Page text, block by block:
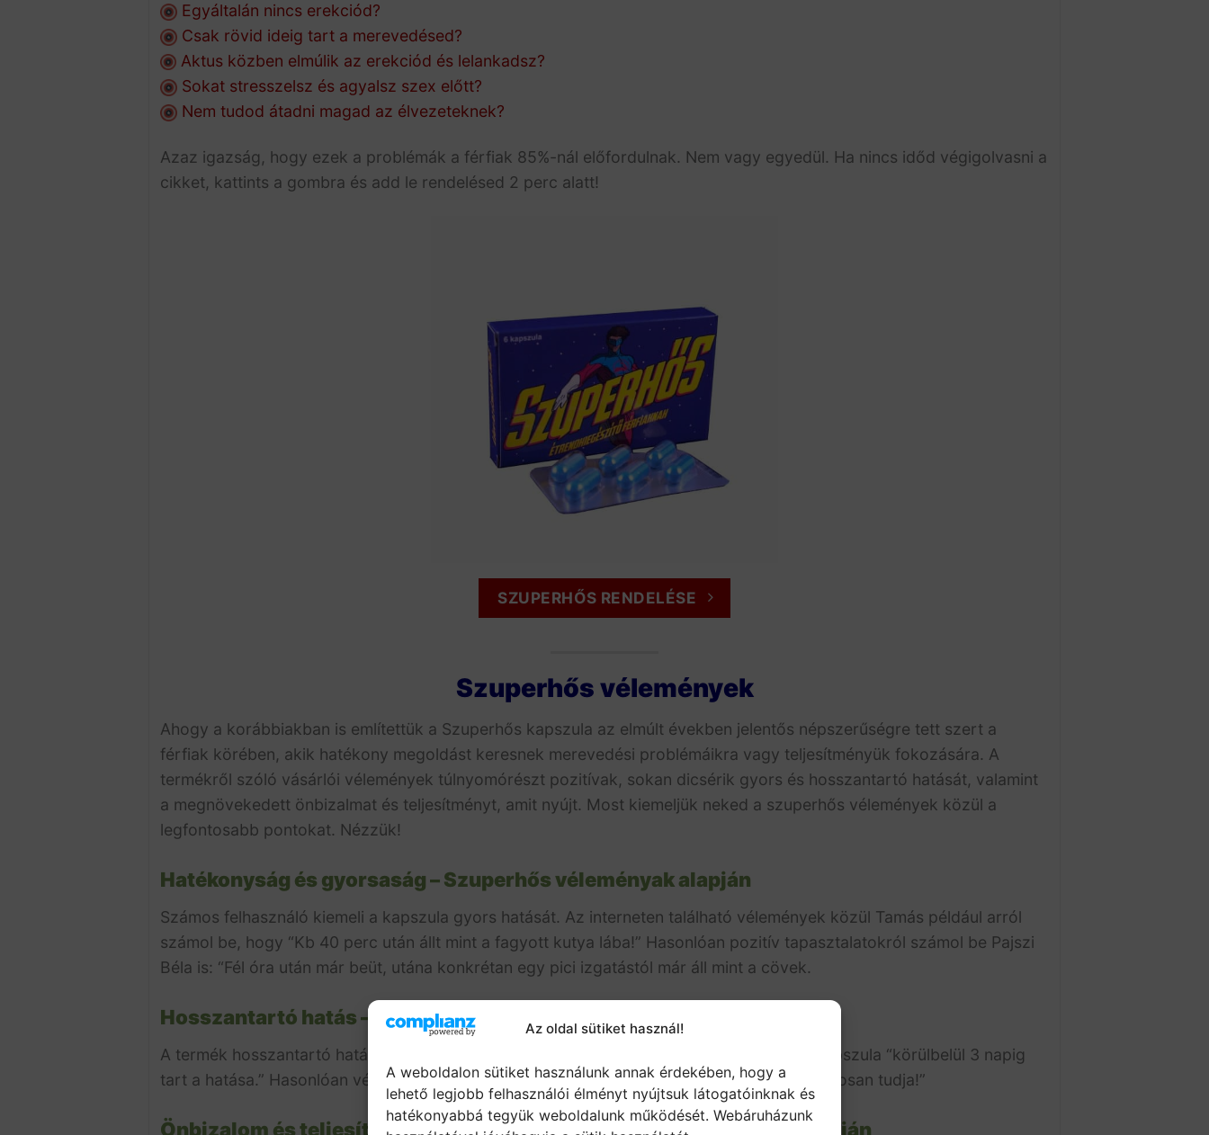
Az oldal sütiket használ!
A weboldalon sütiket használunk annak érdekében, hogy a
lehető legjobb felhasználói élményt nyújtsuk látogatóinknak és
hatékonyabbá tegyük weboldalunk működését. Webáruházunk
Egyáltalán nincs erekciód?
Csak rövid ideig tart a merevedésed?
Aktus közben elmúlik az erekciód és lelankadsz?
Sokat stresszelsz és agyalsz szex előtt?
Nem tudod átadni magad az élvezeteknek?
Azaz igazság, hogy ezek a problémák a férfiak 85%-nál előfordulnak. Nem vagy egyedül. Ha nincs időd végigolvasni a
cikket, kattints a gombra és add le rendelésed 2 perc alatt!
SZUPERHŐS RENDELÉSE
Szuperhős vélemények
Ahogy a korábbiakban is említettük a Szuperhős kapszula az elmúlt években jelentős népszerűségre tett szert a
férfiak körében, akik hatékony megoldást keresnek merevedési problémáikra vagy teljesítményük fokozására. A
termékről szóló vásárlói vélemények túlnyomórészt pozitívak, sokan dicsérik gyors és hosszantartó hatását, valamint
a megnövekedett önbizalmat és teljesítményt, amit nyújt. Most kiemeljük neked a szuperhős vélemények közül a
legfontosabb pontokat. Nézzük!
Hatékonyság és gyorsaság –Szuperhős véleményak alapján
Számos felhasználó kiemeli a kapszula gyors hatását. Az interneten található vélemények közül Tamás például arról
számol be, hogy “Kb 40 perc után állt mint a fagyott kutya lába!” Hasonlóan pozitív tapasztalatokról számol be Pajszi
Béla is: “Fél óra után már beüt, utána konkrétan egy pici izgatástól már áll mint a cövek.
Hosszantartó hatás – Szuperhős véleményak alapján
A termék hosszantartó hatása is gyakran említésre kerül.
Pajszi Béla megjegyzi, hogy a kapszula “körülbelül 3 napig
tart a hatása.” Hasonlóan vélekedik Dedike is: “Amit ígér (40 perc, két nap keménység) biztosan tudja!”
Önbizalom és teljesítmény növekedése – Szuperhős vélemények alapján